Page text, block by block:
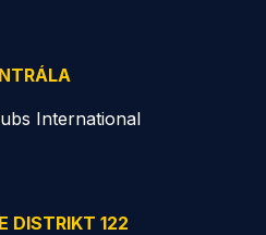
International
DISTRIKT 122